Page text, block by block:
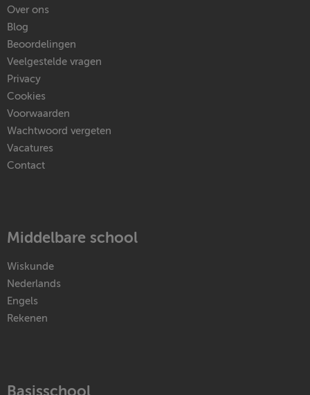
Over ons
Blog
Beoordelingen
Veelgestelde vragen
Privacy
Cookies
Voorwaarden
Wachtwoord vergeten
Vacatures
Contact
Middelbare school
Wiskunde
Nederlands
Engels
Rekenen
Basisschool